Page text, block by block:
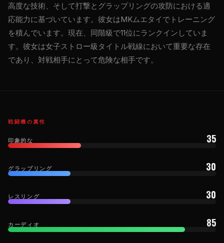
高度な技術、そして打撃とグラップリングの攻防における適
応能力に基づいています。彼女はMKムエタイでトレーニング
を積んでいます。現在、同階級で11位にランクインしていま
す。彼女は女子ストロー級タイトル戦線において重要な存在
であり、対戦相手にとって危険な相手です。
戦闘機の属性
印象的な 35
グラップリング 30
レスリング 30
カーディオ 85